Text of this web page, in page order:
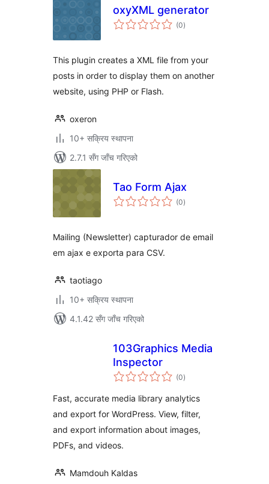
oxyXML generator
(0कुल
रेटिङ्गहरू
)
This plugin creates a XML file from your
posts in order to display them on another
website, using PHP or Flash.
oxeron
10+ सक्रिय स्थापना
2.7.1 सँग जाँच गरिएको
Tao Form Ajax
(0कुल
रेटिङ्गहरू
)
Mailing (Newsletter) capturador de email
em ajax e exporta para CSV.
taotiago
10+ सक्रिय स्थापना
4.1.42 सँग जाँच गरिएको
103Graphics Media
Inspector
(0कुल
रेटिङ्गहरू
)
Fast, accurate media library analytics
and export for WordPress. View, filter,
and export information about images,
PDFs, and videos.
Mamdouh Kaldas